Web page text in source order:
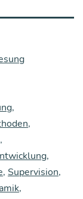
,
,
,
,
, Supervision,
,